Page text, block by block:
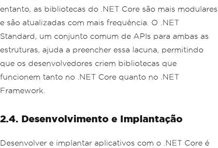
entanto, as bibliotecas do .NET Core são mais modulares
e são atualizadas com mais frequência. O .NET
Standard, um conjunto comum de APIs para ambas as
estruturas, ajuda a preencher essa lacuna, permitindo
que os desenvolvedores criem bibliotecas que
funcionem tanto no .NET Core quanto no .NET
Framework.
2.4. Desenvolvimento e Implantação
Desenvolver e implantar aplicativos com o .NET Core é